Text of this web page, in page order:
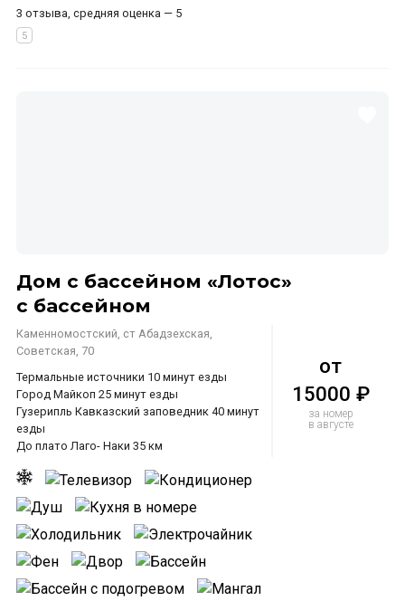
3 отзыва, средняя оценка — 5
Дом с бассейном «Лотос»
с бассейном
Каменномостский, ст Абадзехская,
Советская, 70
Термальные источники 10 минут езды
Город Майкоп 25 минут езды
Гузерипль Кавказский заповедник 40 минут
езды
До плато Лаго- Наки 35 км
от
15000 ₽
за номер
в августе